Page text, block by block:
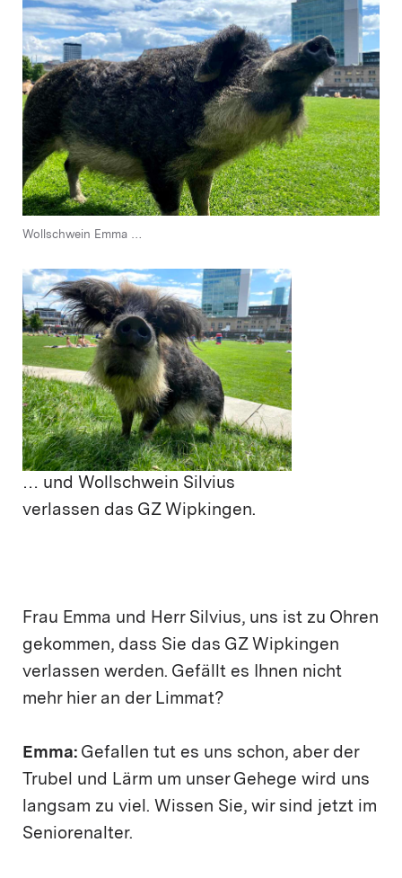
Wollschwein Emma …
… und Wollschwein Silvius
verlassen das GZ Wipkingen.
Frau Emma und Herr Silvius, uns ist zu Ohren
gekommen, dass Sie das GZ Wipkingen
verlassen werden. Gefällt es Ihnen nicht
mehr hier an der Limmat?
Emma: Gefallen tut es uns schon, aber der
Trubel und Lärm um unser Gehege wird uns
langsam zu viel. Wissen Sie, wir sind jetzt im
Seniorenalter.